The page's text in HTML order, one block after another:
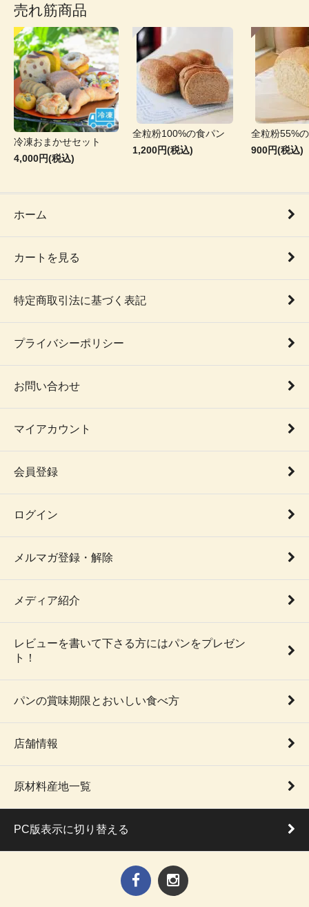
売れ筋商品
冷凍おまかせセット
4,000円(税込)
全粒粉100%の食パン
1,200円(税込)
全粒粉55%
900円(税込)
ホーム
カートを見る
特定商取引法に基づく表記
プライバシーポリシー
お問い合わせ
マイアカウント
会員登録
ログイン
メルマガ登録・解除
メディア紹介
レビューを書いて下さる方にはパンをプレゼン
ト！
パンの賞味期限とおいしい食べ方
店舗情報
原材料産地一覧
PC版表示に切り替える